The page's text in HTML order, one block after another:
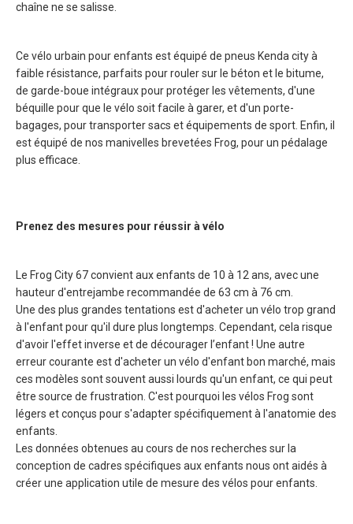
chaîne ne se salisse.
Ce vélo urbain pour enfants est équipé de pneus Kenda city à
faible résistance, parfaits pour rouler sur le béton et le bitume,
de garde-boue intégraux pour protéger les vêtements, d'une
béquille pour que le vélo soit facile à garer, et d'un porte-
bagages, pour transporter sacs et équipements de sport. Enfin, il
est équipé de nos manivelles brevetées Frog, pour un pédalage
plus efficace.
Prenez des mesures pour réussir à vélo
Le Frog City 67 convient aux enfants de 10 à 12 ans, avec une
hauteur d'entrejambe recommandée de 63 cm à 76 cm.
Une des plus grandes tentations est d'acheter un vélo trop grand
à l'enfant pour qu'il dure plus longtemps. Cependant, cela risque
d'avoir l'effet inverse et de décourager l’enfant ! Une autre
erreur courante est d'acheter un vélo d'enfant bon marché, mais
ces modèles sont souvent aussi lourds qu'un enfant, ce qui peut
être source de frustration. C'est pourquoi les vélos Frog sont
légers et conçus pour s'adapter spécifiquement à l'anatomie des
enfants.
Les données obtenues au cours de nos recherches sur la
conception de cadres spécifiques aux enfants nous ont aidés à
créer une application utile de mesure des vélos pour enfants.